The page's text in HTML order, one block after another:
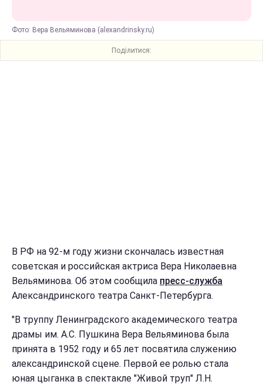
Фото: Вера Вельяминова (alexandrinsky.ru)
Поділитися:
В РФ на 92-м году жизни скончалась известная
советская и российская актриса Вера Николаевна
Вельяминова. Об этом сообщила пресс-служба
Александринского театра Санкт-Петербурга.
"В труппу Ленинградского академического театра
драмы им. А.С. Пушкина Вера Вельяминова была
принята в 1952 году и 65 лет посвятила служению
александринской сцене. Первой ее ролью стала
юная цыганка в спектакле "Живой труп" Л.Н.